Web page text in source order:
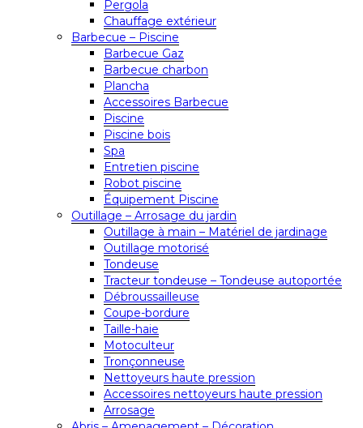
Pergola
Chauffage extérieur
Barbecue – Piscine
Barbecue Gaz
Barbecue charbon
Plancha
Accessoires Barbecue
Piscine
Piscine bois
Spa
Entretien piscine
Robot piscine
Équipement Piscine
Outillage – Arrosage du jardin
Outillage à main – Matériel de jardinage
Outillage motorisé
Tondeuse
Tracteur tondeuse – Tondeuse autoportée
Débroussailleuse
Coupe-bordure
Taille-haie
Motoculteur
Tronçonneuse
Nettoyeurs haute pression
Accessoires nettoyeurs haute pression
Arrosage